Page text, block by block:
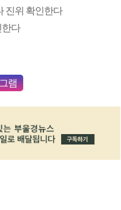
진위 확인한다
한다
램